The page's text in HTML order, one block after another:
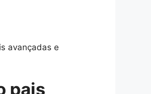
avançadas e
pais